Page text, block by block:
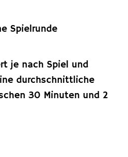
Spielrunde
je nach Spiel und
durchschnittliche
30 Minuten und 2